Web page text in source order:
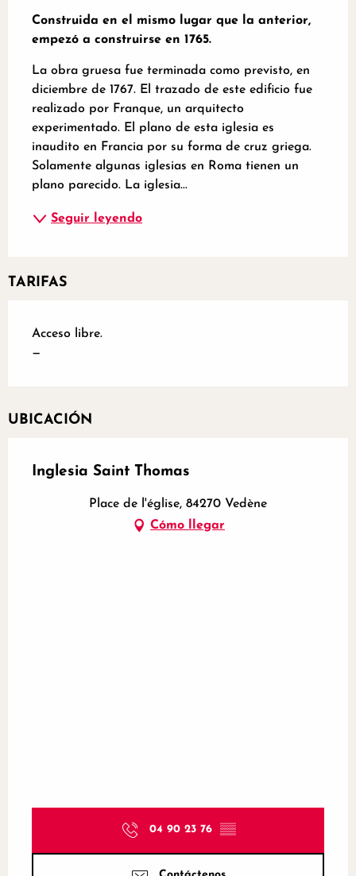
Construida en el mismo lugar que la anterior,
empezó a construirse en 1765.
La obra gruesa fue terminada como previsto, en
diciembre de 1767. El trazado de este edificio fue
realizado por Franque, un arquitecto
experimentado. El plano de esta iglesia es
inaudito en Francia por su forma de cruz griega.
Solamente algunas iglesias en Roma tienen un
plano parecido. La iglesia...
Seguir leyendo
TARIFAS
Acceso libre.
—
UBICACIÓN
Inglesia Saint Thomas
Place de l'église, 84270 Vedène
Cómo llegar
04 90 23 76 ▒▒